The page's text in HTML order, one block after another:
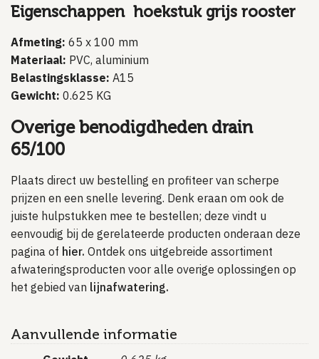
Eigenschappen hoekstuk grijs rooster
Afmeting: 65 x 100 mm
Materiaal: PVC, aluminium
Belastingsklasse: A15
Gewicht: 0.625 KG
Overige benodigdheden drain
65/100
Plaats direct uw bestelling en profiteer van scherpe
prijzen en een snelle levering. Denk eraan om ook de
juiste hulpstukken mee te bestellen; deze vindt u
eenvoudig bij de gerelateerde producten onderaan deze
pagina of hier. Ontdek ons uitgebreide assortiment
afwateringsproducten voor alle overige oplossingen op
het gebied van lijnafwatering.
Aanvullende informatie